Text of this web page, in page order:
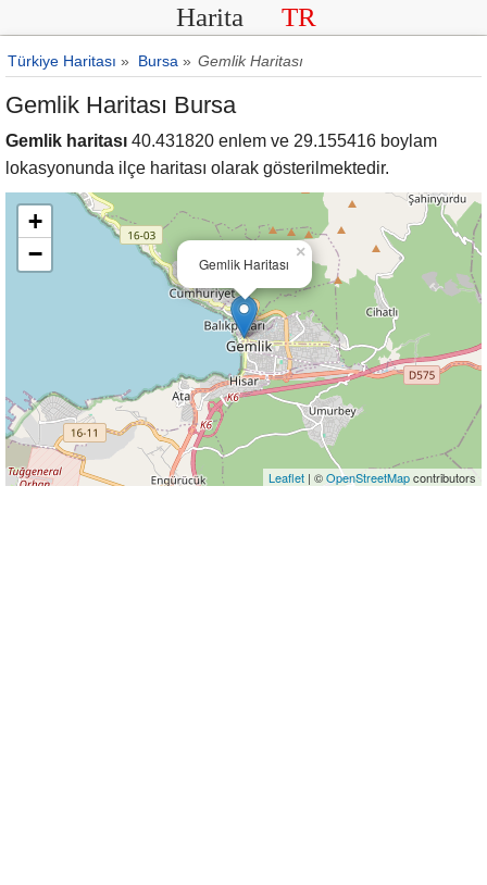
Harita TR
Türkiye Haritası » Bursa » Gemlik Haritası
Gemlik Haritası Bursa
Gemlik haritası 40.431820 enlem ve 29.155416 boylam
lokasyonunda ilçe haritası olarak gösterilmektedir.
Gemlik Haritası
×
+
−
Leaflet | ©OpenStreetMapcontributors